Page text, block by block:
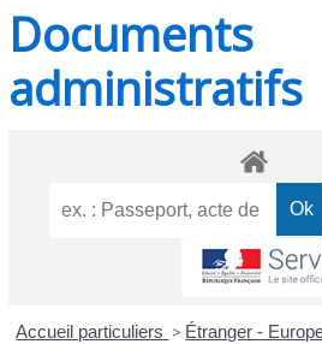
Documents
administratifs
Accueil particuliers > Étranger -